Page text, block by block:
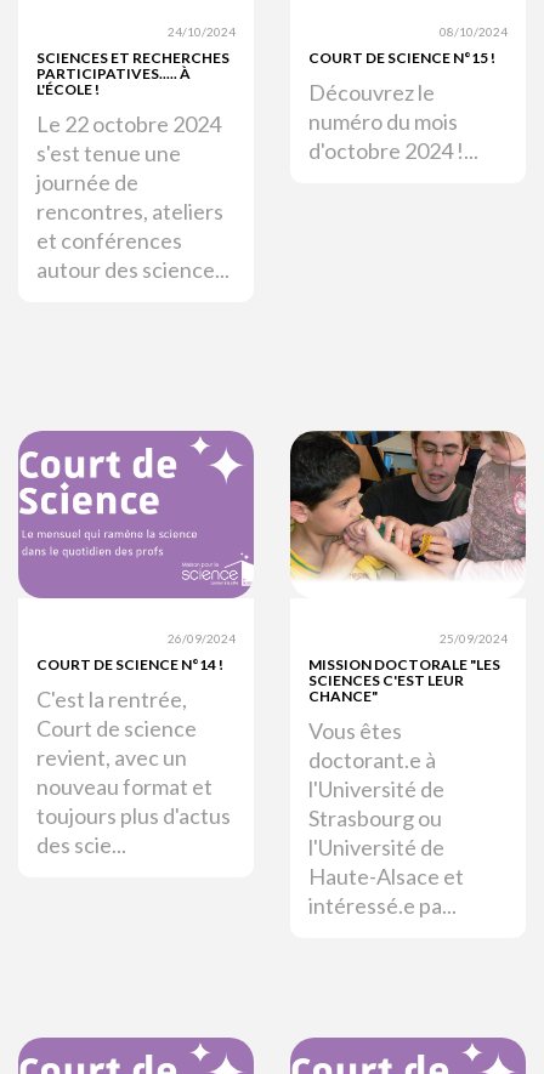
24/10/2024
SCIENCES ET RECHERCHES
PARTICIPATIVES..... À
L'ÉCOLE !
Le 22 octobre 2024
s'est tenue une
journée de
rencontres, ateliers
et conférences
autour des science...
08/10/2024
COURT DE SCIENCE N°15 !
Découvrez le
numéro du mois
d'octobre 2024 !...
26/09/2024
COURT DE SCIENCE N°14 !
C'est la rentrée,
Court de science
revient, avec un
nouveau format et
toujours plus d'actus
des scie...
25/09/2024
MISSION DOCTORALE "LES
SCIENCES C'EST LEUR
CHANCE"
Vous êtes
doctorant.e à
l'Université de
Strasbourg ou
l'Université de
Haute-Alsace et
intéressé.e pa...